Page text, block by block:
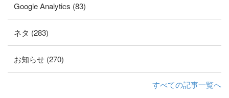
Google Analytics (83)
ネタ (283)
お知らせ (270)
すべての記事一覧へ